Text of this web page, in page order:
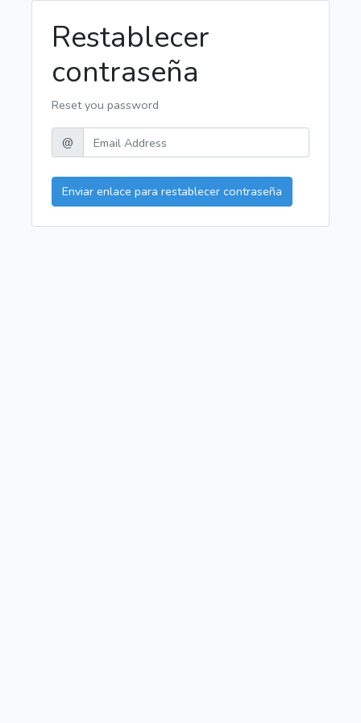
Restablecer
contraseña
Reset you password
@
Enviar enlace para restablecer contraseña